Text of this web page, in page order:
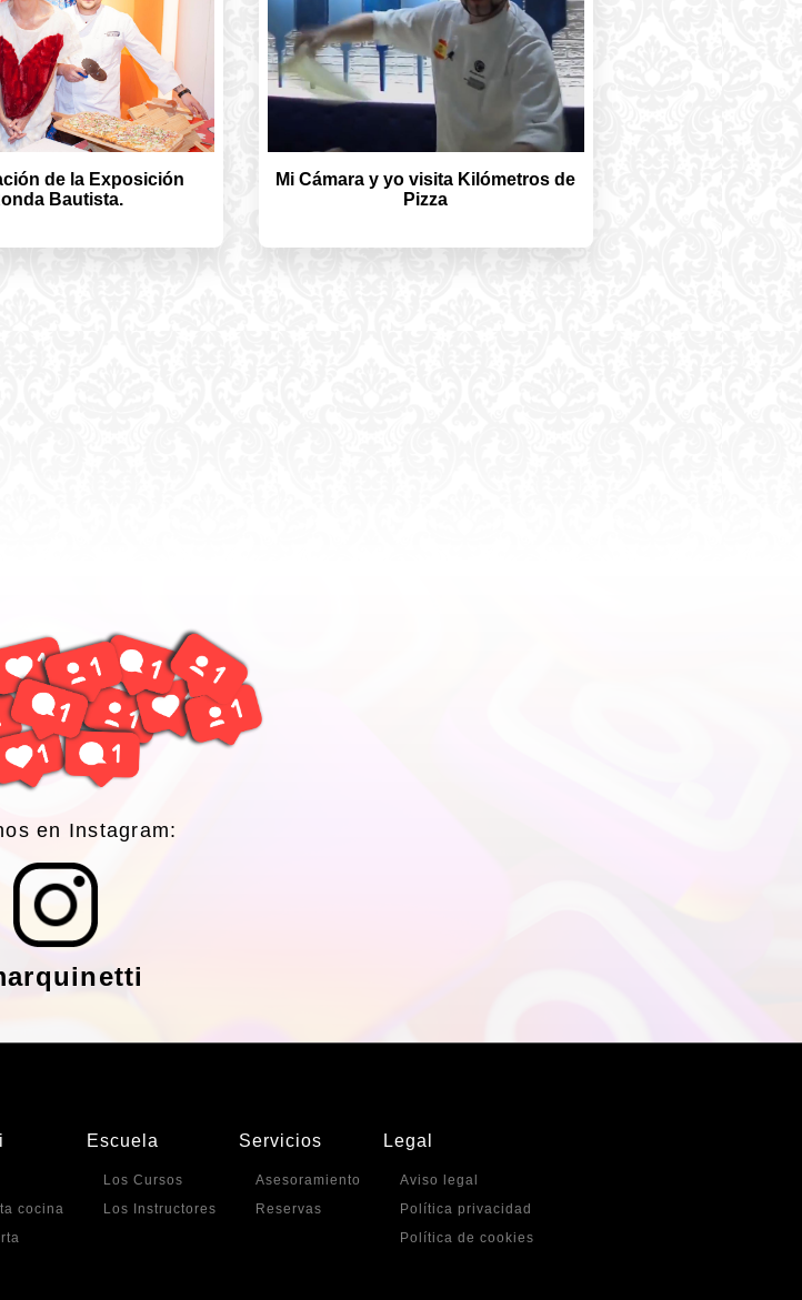
de la Exposición
Bautista.
Mi Cámara y yo visita Kilómetros de
Pizza
en Instagram:
cocina
Escuela
Los Cursos
Los Instructores
Servicios
Asesoramiento
Reservas
Legal
Aviso legal
Política privacidad
Política de cookies